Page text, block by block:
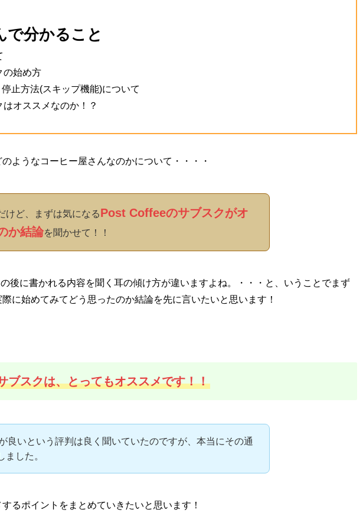
で分かること
の始め方
止方法(スキップ機能)について
はオススメなのか！？
ようなコーヒー屋さんなのかについて・・・・
けど、まずは気になるPost Coffeeのサブスクがオ
か結論を聞かせて！！
後に書かれる内容を聞く耳の傾け方が違いますよね。・・・と、いうことでまず
に始めてみてどう思ったのか結論を先に言いたいと思います！
ブスクは、とってもオススメです！！
良いという評判は良く聞いていたのですが、本当にその通
ました。
るポイントをまとめていきたいと思います！